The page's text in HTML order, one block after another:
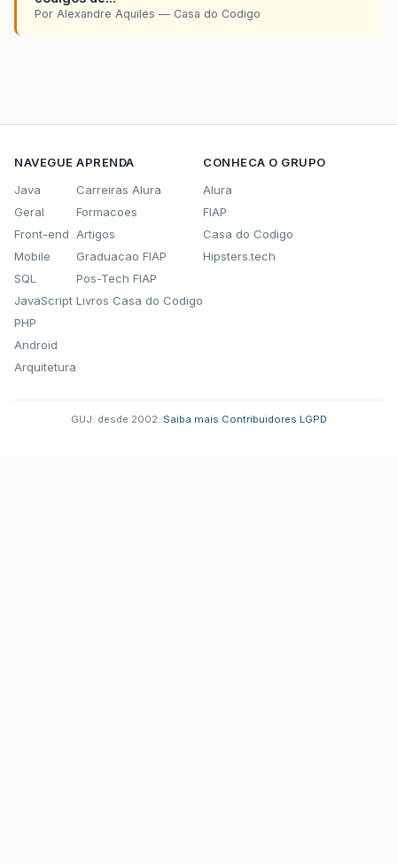
Por Alexandre Aquiles — Casa do Codigo
NAVEGUE
Java
Geral
Front-end
Mobile
SQL
JavaScript
PHP
Android
Arquitetura
APRENDA
Carreiras Alura
Formacoes
Artigos
Graduacao FIAP
Pos-Tech FIAP
Livros Casa do Codigo
CONHECA O GRUPO
Alura
FIAP
Casa do Codigo
Hipsters.tech
GUJ: desde 2002. Saiba mais Contribuidores LGPD